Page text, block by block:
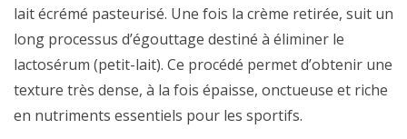
lait écrémé pasteurisé. Une fois la crème retirée, suit un
long processus d’égouttage destiné à éliminer le
lactosérum (petit-lait). Ce procédé permet d’obtenir une
texture très dense, à la fois épaisse, onctueuse et riche
en nutriments essentiels pour les sportifs.